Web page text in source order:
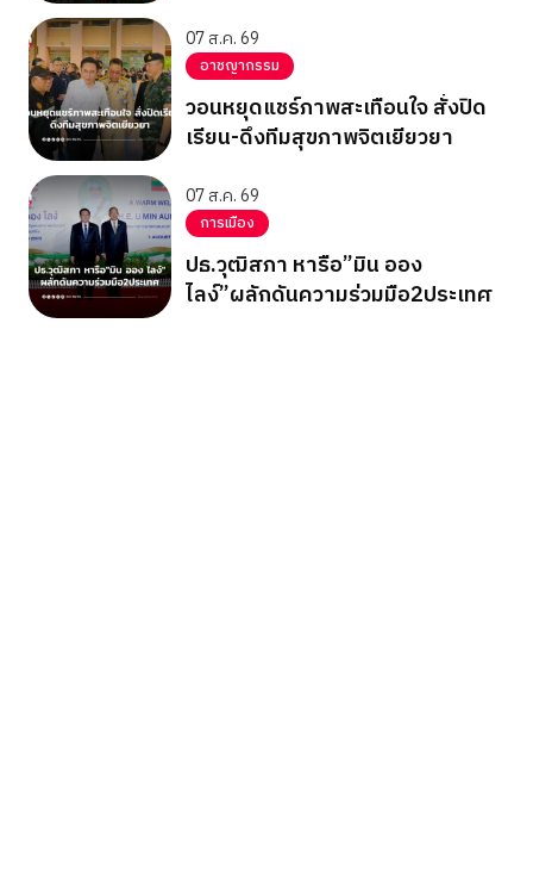
07 ส.ค. 69
อาชญากรรม
วอนหยุดแชร์ภาพสะเทือนใจ สั่งปิด
เรียน-ดึงทีมสุขภาพจิตเยียวยา
07 ส.ค. 69
การเมือง
ปธ.วุฒิสภา หารือ”มิน ออง
ไลง์”ผลักดันความร่วมมือ2ประเทศ